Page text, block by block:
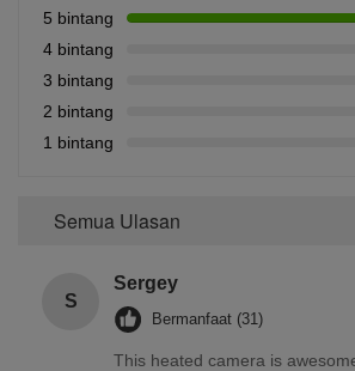
5 bintang
4 bintang
3 bintang
2 bintang
1 bintang
Semua Ulasan
S
Sergey
Bermanfaat (31)
This heated camera is